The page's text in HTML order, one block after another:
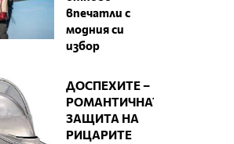
впечатли с
модния си
избор
ДОСПЕХИТЕ –
РОМАНТИЧНАТА
ЗАЩИТА НА
РИЦАРИТЕ